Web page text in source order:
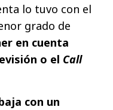
lo tuvo con el
grado de
en cuenta
o el Call
con un